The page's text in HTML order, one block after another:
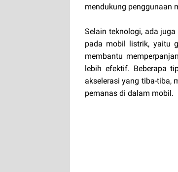
mendukung penggunaan
Selain teknologi, ada
pada mobil listrik, yaitu
membantu
lebih efektif. Beberapa
akselerasi yang tiba-tiba,
pemanas di dalam mobil.